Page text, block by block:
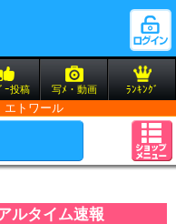
ｰ投稿 写ﾒ・動画 ﾗﾝｷﾝｸﾞ
エトワール
ルタイム速報